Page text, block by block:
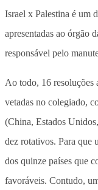
Israel x Palestina é um
apresentadas ao órgão
responsável pelo
Ao todo, 16 resoluções
vetadas no colegiado,
(China, Estados
dez rotativos. Para que
dos quinze países que
favoráveis. Contudo,